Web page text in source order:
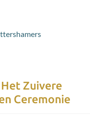
Zuivere
Ceremonie